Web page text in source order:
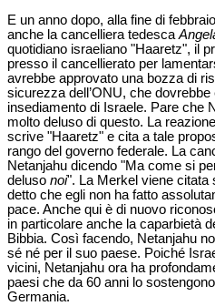
E un anno dopo, alla fine di
anche la cancelliera tedesca
quotidiano israeliano "Haaretz", il
presso il cancellierato per
avrebbe approvato una bozza di
sicurezza dell’ONU, che
insediamento di Israele. Pare che
molto deluso di questo. La
scrive "Haaretz" e cita a tale
rango del governo federale. La
Netanjahu dicendo "Ma come si
deluso noi". La Merkel viene citata
detto che egli non ha fatto
pace. Anche qui è di nuovo
in particolare anche la caparbietà
Bibbia. Così facendo, Netanjahu
sé né per il suo paese. Poiché
vicini, Netanjahu ora ha
paesi che da 60 anni lo
Germania.